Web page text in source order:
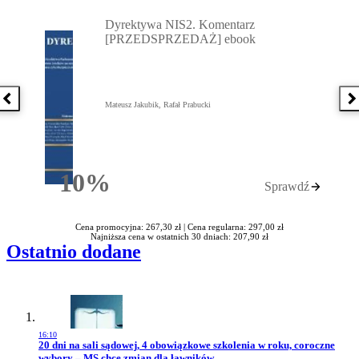
Poprzednia książka
10%Rabatu
Dyrektywa NIS2. Komentarz
[PRZEDSPRZEDAŻ] ebook
Mateusz Jakubik, Rafał Prabucki
Sprawdź
Cena promocyjna: 267,30 zł | Cena regularna: 297,00 zł
Najniższa cena w ostatnich 30 dniach: 207,90 zł
Ostatnio dodane
16:10
Przejdź do artykułu:
20 dni na sali sądowej, 4 obowiązkowe szkolenia w roku, coroczne